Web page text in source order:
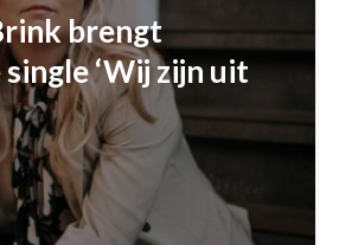
brengt
‘Wij zijn uit